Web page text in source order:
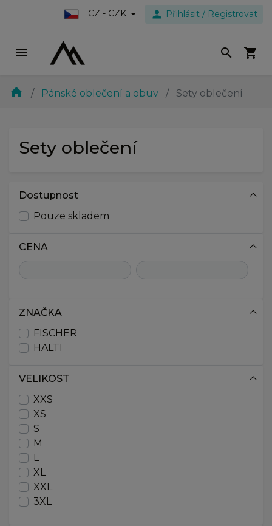
CZ - CZK person Přihlásit / Registrovat
menu search shopping_cart
home Pánské oblečení a obuv Sety oblečení
Sety oblečení
Dostupnost
Pouze skladem
CENA
ZNAČKA
FISCHER
HALTI
VELIKOST
XXS
XS
S
M
L
XL
XXL
3XL